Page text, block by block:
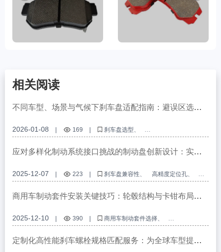
相关阅读
不同车型、场景与气候下刹车盘适配指南：避误区选最
2026-01-08 169
刹车盘选型
不同车型刹车盘适配
驾驶场景刹车盘选择
气候条件刹车盘适配
刹车盘选型误区
应对多样化制动系统接口挑战的制动盘创新设计：实现
2025-12-07 223 刹车盘兼容性
高精度定位孔
欧洲E-mark认证
OEM刹车盘定制 刹车系统接口兼容性设计
商用车制动套件安装关键技巧：轮毂结构与卡钳布局的
2025-12-10 390
商用车制动套件选择
制动系统安装
枢纽结构兼容性 卡尺布局技术 刹车保养
定制化高性能刹车螺栓规格匹配服务：为全球车型提供